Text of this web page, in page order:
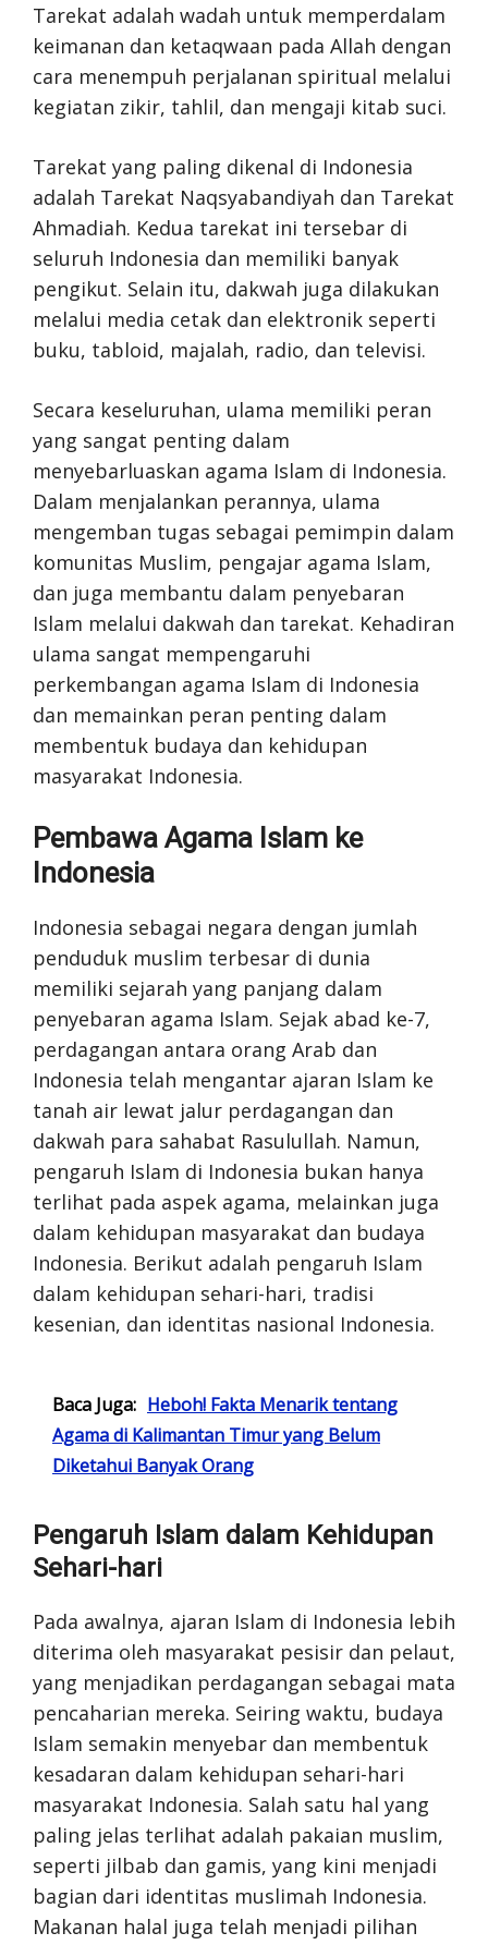
Tarekat adalah wadah untuk memperdalam
keimanan dan ketaqwaan pada Allah dengan
cara menempuh perjalanan spiritual melalui
kegiatan zikir, tahlil, dan mengaji kitab suci.
Tarekat yang paling dikenal di Indonesia
adalah Tarekat Naqsyabandiyah dan Tarekat
Ahmadiah. Kedua tarekat ini tersebar di
seluruh Indonesia dan memiliki banyak
pengikut. Selain itu, dakwah juga dilakukan
melalui media cetak dan elektronik seperti
buku, tabloid, majalah, radio, dan televisi.
Secara keseluruhan, ulama memiliki peran
yang sangat penting dalam
menyebarluaskan agama Islam di Indonesia.
Dalam menjalankan perannya, ulama
mengemban tugas sebagai pemimpin dalam
komunitas Muslim, pengajar agama Islam,
dan juga membantu dalam penyebaran
Islam melalui dakwah dan tarekat. Kehadiran
ulama sangat mempengaruhi
perkembangan agama Islam di Indonesia
dan memainkan peran penting dalam
membentuk budaya dan kehidupan
masyarakat Indonesia.
Pembawa Agama Islam ke
Indonesia
Indonesia sebagai negara dengan jumlah
penduduk muslim terbesar di dunia
memiliki sejarah yang panjang dalam
penyebaran agama Islam. Sejak abad ke-7,
perdagangan antara orang Arab dan
Indonesia telah mengantar ajaran Islam ke
tanah air lewat jalur perdagangan dan
dakwah para sahabat Rasulullah. Namun,
pengaruh Islam di Indonesia bukan hanya
terlihat pada aspek agama, melainkan juga
dalam kehidupan masyarakat dan budaya
Indonesia. Berikut adalah pengaruh Islam
dalam kehidupan sehari-hari, tradisi
kesenian, dan identitas nasional Indonesia.
Baca Juga: Heboh! Fakta Menarik tentang
Agama di Kalimantan Timur yang Belum
Diketahui Banyak Orang
Pengaruh Islam dalam Kehidupan
Sehari-hari
Pada awalnya, ajaran Islam di Indonesia lebih
diterima oleh masyarakat pesisir dan pelaut,
yang menjadikan perdagangan sebagai mata
pencaharian mereka. Seiring waktu, budaya
Islam semakin menyebar dan membentuk
kesadaran dalam kehidupan sehari-hari
masyarakat Indonesia. Salah satu hal yang
paling jelas terlihat adalah pakaian muslim,
seperti jilbab dan gamis, yang kini menjadi
bagian dari identitas muslimah Indonesia.
Makanan halal juga telah menjadi pilihan